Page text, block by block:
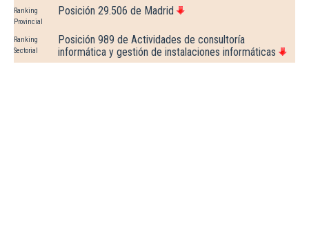
Ranking
Provincial
Posición 29.506 de Madrid
Ranking
Sectorial
Posición 989 de Actividades de consultoría
informática y gestión de instalaciones informáticas